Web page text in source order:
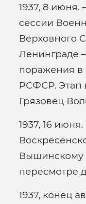
1937, 8 июня.
сессии
Верховного
Ленинграде
поражения в
РСФСР. Этап
Грязовец
1937, 16
Вышинскому
пересмотре
1937, конец